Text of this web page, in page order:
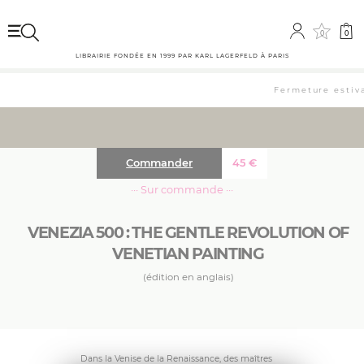
0 0
LIBRAIRIE FONDÉE EN 1999 PAR KARL LAGERFELD À PARIS
Fermeture
VENEZIA 500 : THE GENTLE REVOLUTION OF
VENETIAN PAINTING
(édition en anglais)
45 €
Commander
··· Sur commande ···
Dans la Venise de la Renaissance, des maîtres